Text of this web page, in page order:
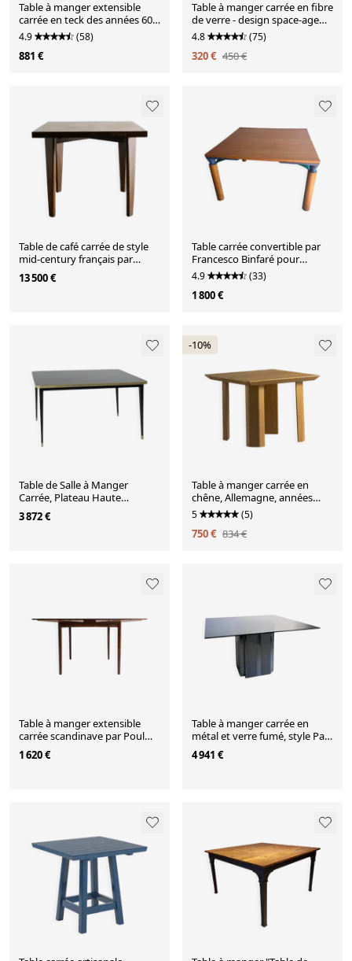
Table à manger extensible
carrée en teck des années 60,
Sigh & Son Danemark
4.9 (58)
881 €
Table à manger carrée en fibre
de verre - design space-age
1960
4.8 (75)
320 € 450 €
Table de café carrée de style
mid-century français par
Pierre Jeanenret, années 1950.
13 500 €
Table carrée convertible par
Francesco Binfaré pour
Cassina, années 1980.
4.9 (33)
1 800 €
Table de Salle à Manger
Carrée, Plateau Haute
Brillance, Laiton, Pieds
Coniques Noirs, Noir Diamant
3 872 €
-10%
Table à manger carrée en
chêne, Allemagne, années
1970
5 (5)
750 € 834 €
Table à manger extensible
carrée scandinave par Poul
Hundevad pour Hundevad &
Co., années 1970
1 620 €
Table à manger carrée en
métal et verre fumé, style Paul
Evans des années 1970
4 941 €